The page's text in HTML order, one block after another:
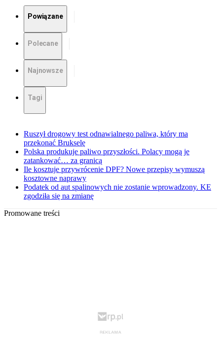
Powiązane
Polecane
Najnowsze
Tagi
Ruszył drogowy test odnawialnego paliwa, który ma
przekonać Brukselę
Polska produkuje paliwo przyszłości. Polacy mogą je
zatankować… za granicą
Ile kosztuje przywrócenie DPF? Nowe przepisy wymuszą
kosztowne naprawy
Podatek od aut spalinowych nie zostanie wprowadzony. KE
zgodziła się na zmianę
Promowane treści